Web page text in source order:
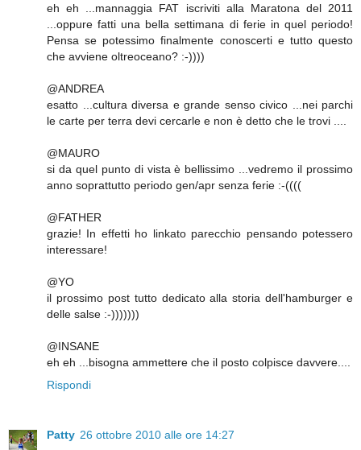
eh eh ...mannaggia FAT iscriviti alla Maratona del 2011
...oppure fatti una bella settimana di ferie in quel periodo!
Pensa se potessimo finalmente conoscerti e tutto questo
che avviene oltreoceano? :-))))
@ANDREA
esatto ...cultura diversa e grande senso civico ...nei parchi
le carte per terra devi cercarle e non è detto che le trovi ....
@MAURO
si da quel punto di vista è bellissimo ...vedremo il prossimo
anno soprattutto periodo gen/apr senza ferie :-((((
@FATHER
grazie! In effetti ho linkato parecchio pensando potessero
interessare!
@YO
il prossimo post tutto dedicato alla storia dell'hamburger e
delle salse :-)))))))
@INSANE
eh eh ...bisogna ammettere che il posto colpisce davvere....
Rispondi
Patty 26 ottobre 2010 alle ore 14:27